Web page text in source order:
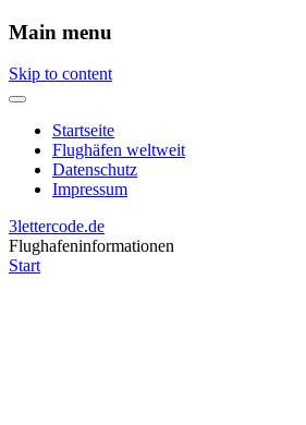
Main menu
Skip to content
Startseite
Flughäfen weltweit
Datenschutz
Impressum
3lettercode.de
Flughafeninformationen
Start